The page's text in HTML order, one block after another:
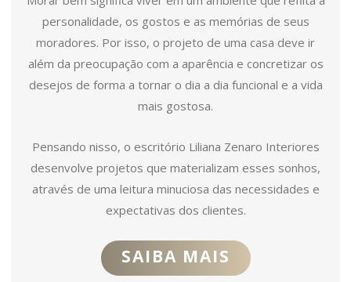
personalidade, os gostos e as memórias de seus
moradores. Por isso, o projeto de uma casa deve ir
além da preocupação com a aparência e concretizar os
desejos de forma a tornar o dia a dia funcional e a vida
mais gostosa.
Pensando nisso, o escritório Liliana Zenaro Interiores
desenvolve projetos que materializam esses sonhos,
através de uma leitura minuciosa das necessidades e
expectativas dos clientes.
SAIBA MAIS